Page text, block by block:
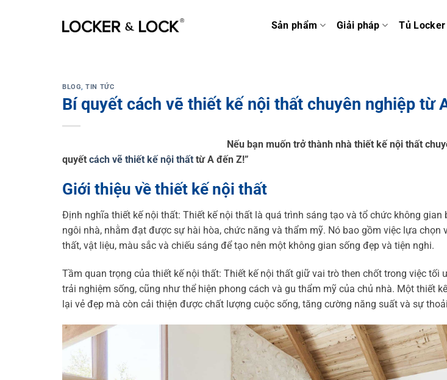
Sản phẩm Giải pháp Tủ Locker
BLOG,TIN TỨC
Bí quyết cách vẽ thiết kế nội thất chuyên nghiệp từ
Nếu bạn muốn trở thành nhà thiết kế nội thất
quyết cách vẽ thiết kế nội thất từ A đến Z!”
Giới thiệu về thiết kế nội thất
Định nghĩa thiết kế nội thất: Thiết kế nội thất là quá trình sáng tạo và tổ chức không gian
ngôi nhà, nhằm đạt được sự hài hòa, chức năng và thẩm mỹ. Nó bao gồm việc lựa chọn
thất, vật liệu, màu sắc và chiếu sáng để tạo nên một không gian sống đẹp và tiện nghi.
Tầm quan trọng của thiết kế nội thất: Thiết kế nội thất giữ vai trò then chốt trong việc tối
trải nghiệm sống, cũng như thể hiện phong cách và gu thẩm mỹ của chủ nhà. Một thiết
lại vẻ đẹp mà còn cải thiện được chất lượng cuộc sống, tăng cường năng suất và sự